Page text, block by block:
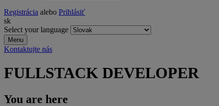
Registrácia alebo Prihlásiť
sk
Select your language
Menu
Kontaktujte nás
FULLSTACK DEVELOPER
You are here